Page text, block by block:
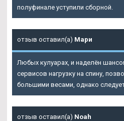
полуфинале уступили сборной.
отзыв оставил(а) Мари
Любых кулуарах, и наделён
сервисов нагрузку на спину,
большими весами, однако
отзыв оставил(а) Noah